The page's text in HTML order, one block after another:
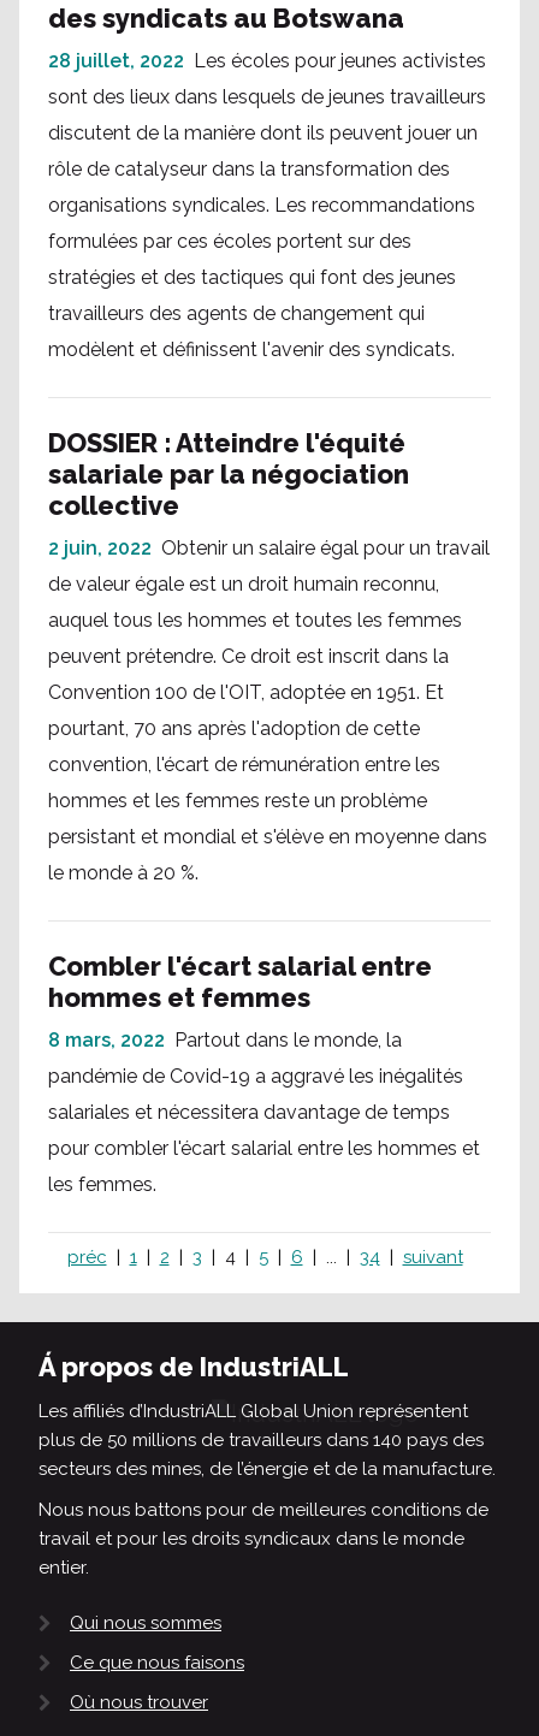
des syndicats au Botswana
28 juillet, 2022 Les écoles pour jeunes activistes
sont des lieux dans lesquels de jeunes travailleurs
discutent de la manière dont ils peuvent jouer un
rôle de catalyseur dans la transformation des
organisations syndicales. Les recommandations
formulées par ces écoles portent sur des
stratégies et des tactiques qui font des jeunes
travailleurs des agents de changement qui
modèlent et définissent l'avenir des syndicats.
DOSSIER : Atteindre l'équité
salariale par la négociation
collective
2 juin, 2022 Obtenir un salaire égal pour un travail
de valeur égale est un droit humain reconnu,
auquel tous les hommes et toutes les femmes
peuvent prétendre. Ce droit est inscrit dans la
Convention 100 de l'OIT, adoptée en 1951. Et
pourtant, 70 ans après l'adoption de cette
convention, l'écart de rémunération entre les
hommes et les femmes reste un problème
persistant et mondial et s'élève en moyenne dans
le monde à 20 %.
Combler l'écart salarial entre
hommes et femmes
8 mars, 2022 Partout dans le monde, la
pandémie de Covid-19 a aggravé les inégalités
salariales et nécessitera davantage de temps
pour combler l'écart salarial entre les hommes et
les femmes.
préc 1 2 3 4 5 6 ... 34 suivant
Á propos de IndustriALL
Les affiliés d’IndustriALL Global Union représentent
plus de 50 millions de travailleurs dans 140 pays des
secteurs des mines, de l’énergie et de la manufacture.
Nous nous battons pour de meilleures conditions de
travail et pour les droits syndicaux dans le monde
entier.
Qui nous sommes
Ce que nous faisons
Où nous trouver